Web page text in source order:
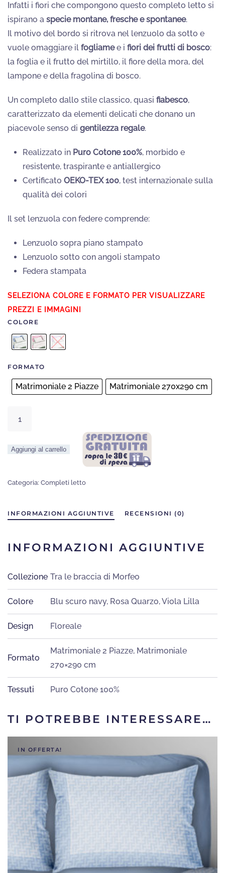
Infatti i fiori che compongono questo completo letto si
ispirano a specie montane, fresche e spontanee.
Il motivo del bordo si ritrova nel lenzuolo da sotto e
vuole omaggiare il fogliamee i fiori dei frutti di bosco:
la foglia e il frutto del mirtillo, il fiore della mora, del
lampone e della fragolina di bosco.
Un completo dallo stile classico, quasi fiabesco,
caratterizzato da elementi delicati che donano un
piacevole senso di gentilezza regale.
Realizzato in Puro Cotone 100%, morbido e
resistente, traspirante e antiallergico
Certificato OEKO-TEX 100, test internazionale sulla
qualità dei colori
Il set lenzuola con federe comprende:
Lenzuolo sopra piano stampato
Lenzuolo sotto con angoli stampato
Federa stampata
COLORE
FORMATO
Matrimoniale 2 Piazze Matrimoniale 270x290 cm
Imperatore
Aggiungi al carrello
Categoria: Completi letto
INFORMAZIONI AGGIUNTIVE RECENSIONI (0)
INFORMAZIONI AGGIUNTIVE
Collezione Tra le braccia di Morfeo
Colore Blu scuro navy, Rosa Quarzo,Viola Lilla
Design Floreale
Formato
Matrimoniale 2 Piazze, Matrimoniale
270×290 cm
Tessuti Puro Cotone 100%
TI POTREBBE INTERESSARE…
IN OFFERTA!